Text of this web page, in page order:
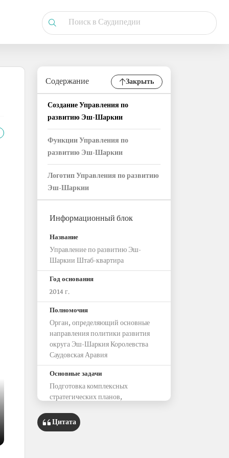
Содержание Закрыть
Создание Управления по
развитию Эш-Шаркии
Функции Управления по
развитию Эш-Шаркии
Логотип Управления по развитию
Эш-Шаркии
Информационный блок
Название
Управление по развитию Эш-
Шаркии Штаб-квартира
Год основания
2014 г.
Полномочия
Орган, определяющий основные
направления политики развития
округа Эш-Шаркия Королевства
Саудовская Аравия
Основные задачи
Подготовка комплексных
стратегических планов,
округа
Последующий контроль и
Цитата